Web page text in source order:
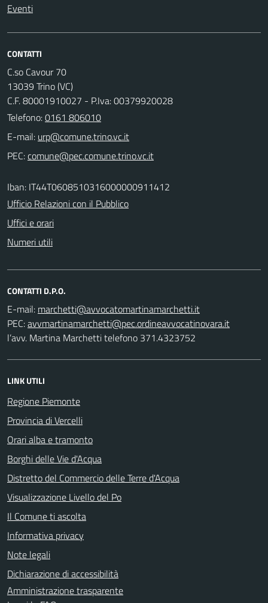
Eventi
CONTATTI
C.so Cavour 70
13039 Trino (VC)
C.F. 80001910027 - P.Iva: 00379920028
Telefono:0161 806010
E-mail:
PEC:
Iban: IT44T0608510316000000911412
Ufficio Relazioni con il Pubblico
Uffici e orari
Numeri utili
CONTATTI D.P.O.
E-mail:
PEC:
l’avv. Martina Marchetti telefono 371.4323752
LINK UTILI
Regione Piemonte
Provincia di Vercelli
Orari alba e tramonto
Borghi delle Vie d'Acqua
Distretto del Commercio delle Terre d'Acqua
Visualizzazione Livello del Po
Il Comune ti ascolta
Informativa privacy
Note legali
Dichiarazione di accessibilità
Amministrazione trasparente